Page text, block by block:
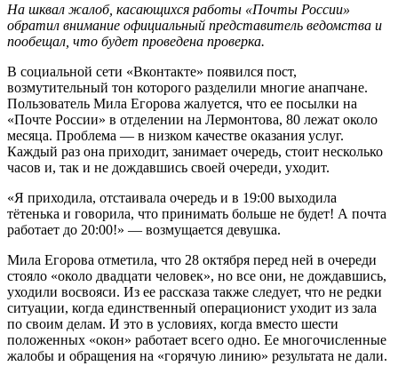
На шквал жалоб, касающихся работы «Почты России»
обратил внимание официальный представитель ведомства и
пообещал, что будет проведена проверка.
В социальной сети «Вконтакте» появился пост,
возмутительный тон которого разделили многие анапчане.
Пользователь Мила Егорова жалуется, что ее посылки на
«Почте России» в отделении на Лермонтова, 80 лежат около
месяца. Проблема — в низком качестве оказания услуг.
Каждый раз она приходит, занимает очередь, стоит несколько
часов и, так и не дождавшись своей очереди, уходит.
«Я приходила, отстаивала очередь и в 19:00 выходила
тётенька и говорила, что принимать больше не будет! А почта
работает до 20:00!» — возмущается девушка.
Мила Егорова отметила, что 28 октября перед ней в очереди
стояло «около двадцати человек», но все они, не дождавшись,
уходили восвояси. Из ее рассказа также следует, что не редки
ситуации, когда единственный операционист уходит из зала
по своим делам. И это в условиях, когда вместо шести
положенных «окон» работает всего одно. Ее многочисленные
жалобы и обращения на «горячую линию» результата не дали.